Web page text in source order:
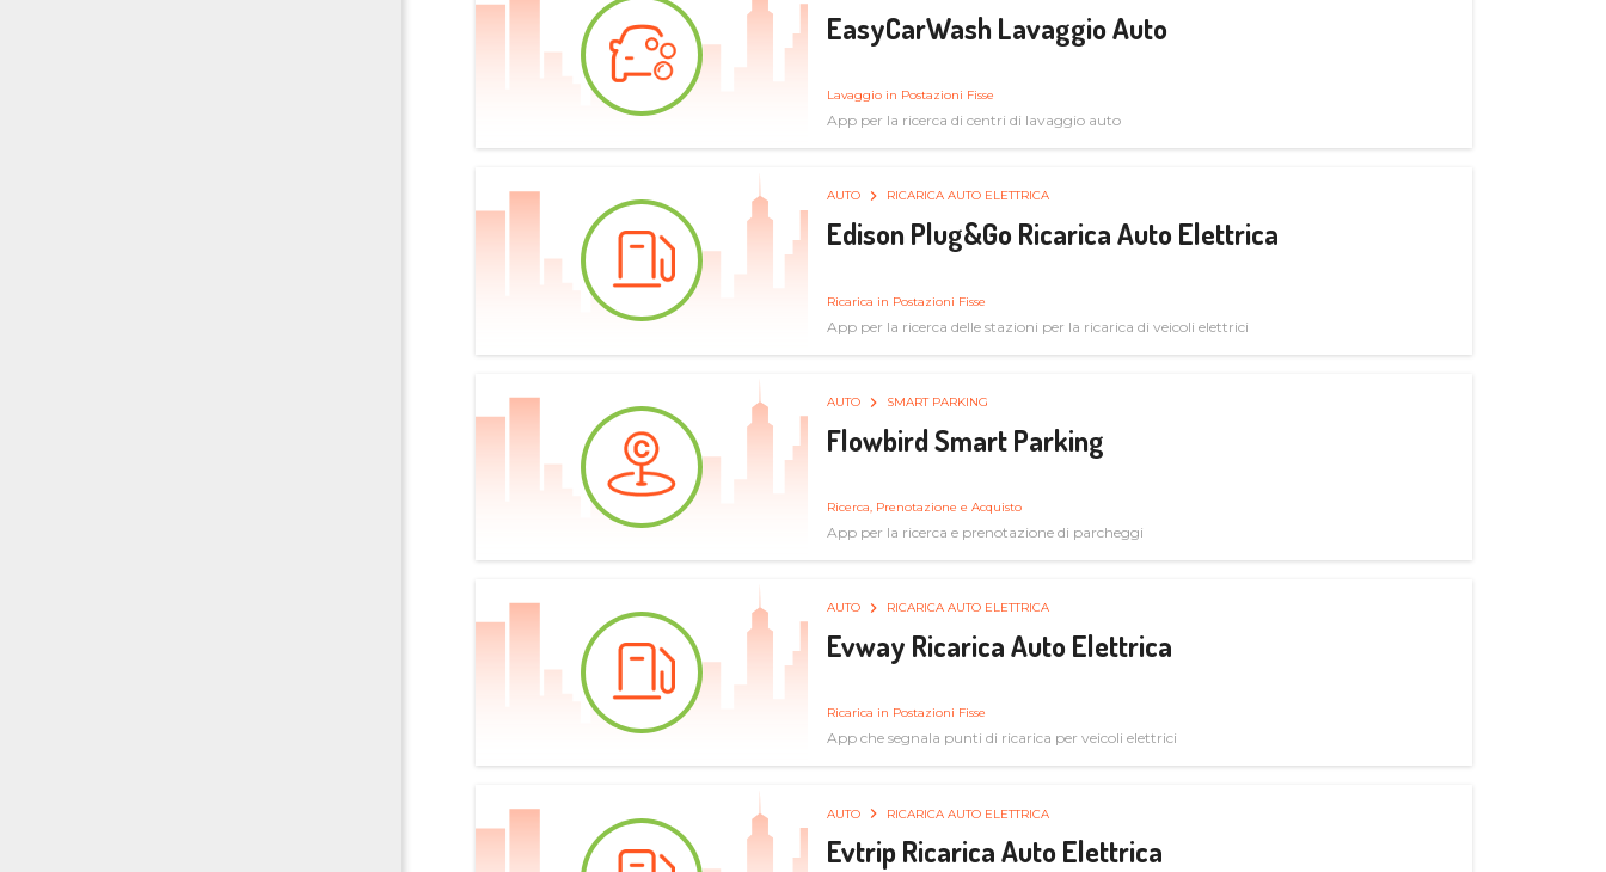
EasyCarWash Lavaggio Auto
Lavaggio in Postazioni Fisse
App per la ricerca di centri di lavaggio auto
AUTO RICARICA AUTO ELETTRICA
Edison Plug&Go Ricarica Auto Elettrica
Ricarica in Postazioni Fisse
App per la ricerca delle stazioni per la ricarica di veicoli elettrici
AUTO SMART PARKING
Flowbird Smart Parking
Ricerca, Prenotazione e Acquisto
App per la ricerca e prenotazione di parcheggi
AUTO RICARICA AUTO ELETTRICA
Evway Ricarica Auto Elettrica
Ricarica in Postazioni Fisse
App che segnala punti di ricarica per veicoli elettrici
AUTO RICARICA AUTO ELETTRICA
Evtrip Ricarica Auto Elettrica